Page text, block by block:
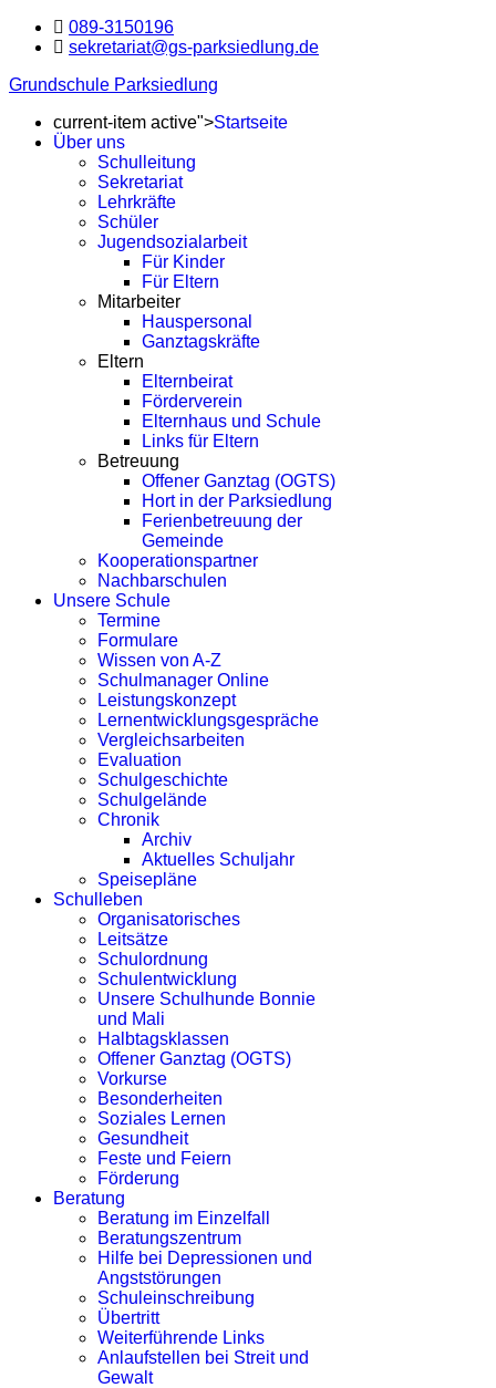
089-3150196
sekretariat@gs-parksiedlung.de
Grundschule Parksiedlung
current-item active">Startseite
Über uns
Schulleitung
Sekretariat
Lehrkräfte
Schüler
Jugendsozialarbeit
Für Kinder
Für Eltern
Mitarbeiter
Hauspersonal
Ganztagskräfte
Eltern
Elternbeirat
Förderverein
Elternhaus und Schule
Links für Eltern
Betreuung
Offener Ganztag (OGTS)
Hort in der Parksiedlung
Ferienbetreuung der
Gemeinde
Kooperationspartner
Nachbarschulen
Unsere Schule
Termine
Formulare
Wissen von A-Z
Schulmanager Online
Leistungskonzept
Lernentwicklungsgespräche
Vergleichsarbeiten
Evaluation
Schulgeschichte
Schulgelände
Chronik
Archiv
Aktuelles Schuljahr
Speisepläne
Schulleben
Organisatorisches
Leitsätze
Schulordnung
Schulentwicklung
Unsere Schulhunde Bonnie
und Mali
Halbtagsklassen
Offener Ganztag (OGTS)
Vorkurse
Besonderheiten
Soziales Lernen
Gesundheit
Feste und Feiern
Förderung
Beratung
Beratung im Einzelfall
Beratungszentrum
Hilfe bei Depressionen und
Angststörungen
Schuleinschreibung
Übertritt
Weiterführende Links
Anlaufstellen bei Streit und
Gewalt